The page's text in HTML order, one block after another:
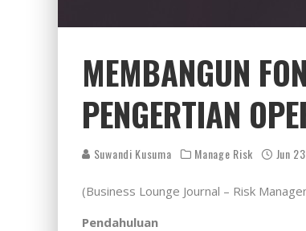
MEMBANGUN
PENGERTIAN
Suwandi Kusuma Manage Risk Jun
(Business Lounge Journal – Risk
Pendahuluan